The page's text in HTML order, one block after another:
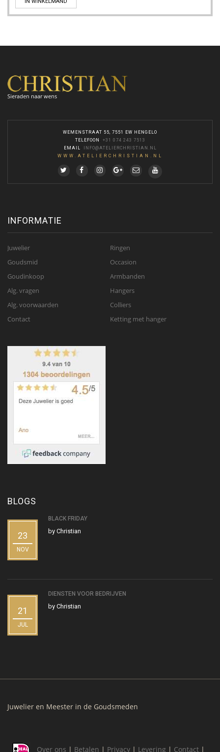
Sieraden naar wens
WEMENSTRAAT 55, 7551 EW HENGELO
TELEFOON
+31 074 243 7513
EMAIL
INFO@ATELIERCHRISTIAN.NL
WWW.ATELIERCHRISTIAN.NL
INFORMATIE
Juwelier
Goudsmid
Goudinkoop
Alg. vragen
Alg. voorwaarden
Contact
Ringen
Occasion
Armbanden
Hangers
Colliers
Ketting met hanger
BLOGS
23
NOV
BLACK FRIDAY
by Christian
21
JUL
DIENSTEN VOOR BEDRIJVEN
by Christian
Juwelier en Meester in de Goudsmeden
Over ons | Betalen | Privacy | Levering | Contact |